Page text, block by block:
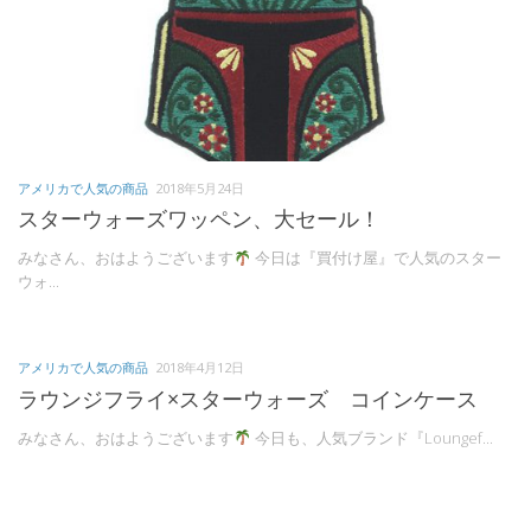
アメリカで人気の商品 2018年5月24日
スターウォーズワッペン、大セール！
みなさん、おはようございます
今日は『買付け屋』で人気のスター
ウォ...
アメリカで人気の商品 2018年4月12日
ラウンジフライ×スターウォーズ コインケース
みなさん、おはようございます 今日も、人気ブランド『Loungef...